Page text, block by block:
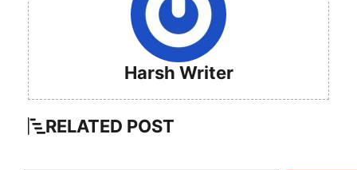
Harsh Writer
RELATED POST